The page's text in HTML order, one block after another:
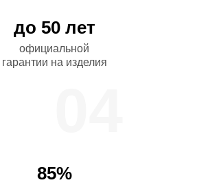
до 50 лет
официальной
гарантии на изделия
85%